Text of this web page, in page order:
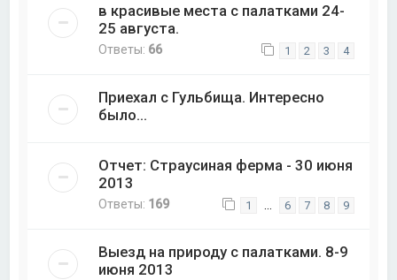
в красивые места с палатками 24-
25 августа.
Ответы: 66 1 2 3 4
Приехал с Гульбища. Интересно
было...
Отчет: Страусиная ферма - 30 июня
2013
Ответы: 169 1 … 6 7 8 9
Выезд на природу с палатками. 8-9
июня 2013